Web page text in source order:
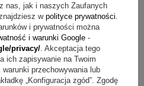
na etui?Odpowiedź:Grawer
metalowej części etui i może
wygodna także dla osób
Stalówka w rozmiarze F
optymalnego komfortu pisania
nas, jak i naszych Zaufanych
w polityce prywatności.
i prywatności można
i warunki Google -
privacy/. Akceptacja tego
ich zapisywanie na Twoim
przechowywania lub
„Konfiguracja zgód”. Zgodę